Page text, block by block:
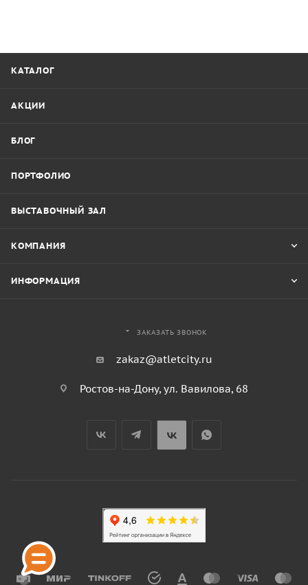
КАТАЛОГ
АКЦИИ
БЛОГ
ПОРТФОЛИО
ВЫСТАВОЧНЫЙ ЗАЛ
КОМПАНИЯ
ИНФОРМАЦИЯ
ЗАКАЗАТЬ ЗВОНОК
zakaz@atletcity.ru
Ростов-на-Дону, ул. Вавилова, 68